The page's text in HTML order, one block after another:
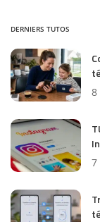
DERNIERS TUTOS
8
7